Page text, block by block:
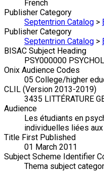
French
Publisher Category
Septentrion Catalog >
Publisher Category
Septentrion Catalog >
BISAC Subject Heading
PSY000000
Onix Audience Codes
05 College/higher
CLIL (Version 2013-2019)
3435 LITTÉRATURE
Audience
Les étudiants en
individuelles liées
Title First Published
01 March 2011
Subject Scheme Identifier
Thema subject